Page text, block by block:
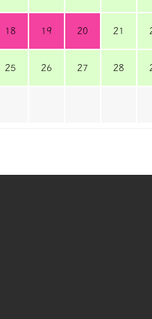
18 19 20 21
25 26 27 28